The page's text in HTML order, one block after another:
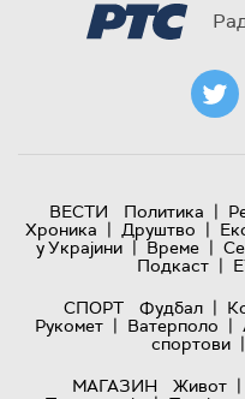
ВЕСТИ Политика |
Хроника | Друштво |
у Украјини | Време |
Подкаст |
СПОРТ
Фудбал |
Рукомет | Ватерполо |
спортови |
МАГАЗИН
Живот |